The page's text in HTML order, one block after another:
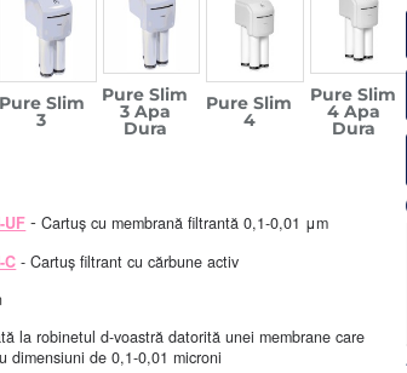
UF -Cartuș cu membrană filtrantă 0,1-0,01 μm
C - Cartuș filtrant cu cărbune activ
la robinetul d-voastră datorită unei membrane care
dimensiuni de 0,1-0,01 microni
Pure Slim
3
Pure Slim
3 Apa
Dura
Pure Slim
4
Pure Slim
4 Apa
Dura